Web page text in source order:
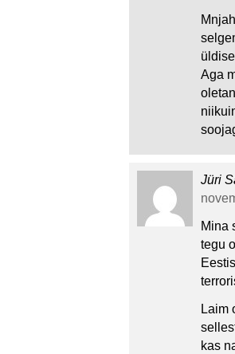
Aga
Jüri
Mina
tegu
Laim
kas